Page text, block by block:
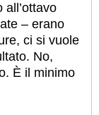
– erano
ci si vuole
No,
È il minimo